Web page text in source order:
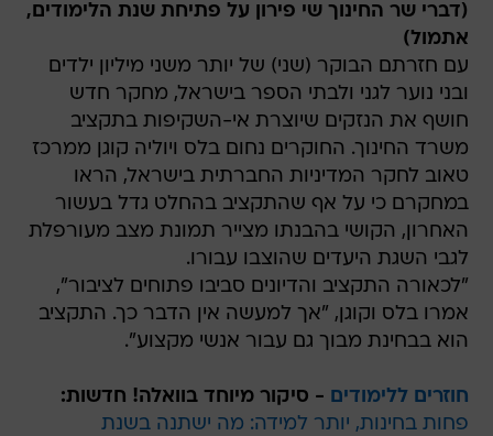
(דברי שר החינוך שי פירון על פתיחת שנת הלימודים,
אתמול)
עם חזרתם הבוקר (שני) של יותר משני מיליון ילדים
ובני נוער לגני ולבתי הספר בישראל, מחקר חדש
חושף את הנזקים שיוצרת אי-השקיפות בתקציב
משרד החינוך. החוקרים נחום בלס ויוליה קוגן ממרכז
טאוב לחקר המדיניות החברתית בישראל, הראו
במחקרם כי על אף שהתקציב בהחלט גדל בעשור
האחרון, הקושי בהבנתו מצייר תמונת מצב מעורפלת
לגבי השגת היעדים שהוצבו עבורו.
"לכאורה התקציב והדיונים סביבו פתוחים לציבור",
אמרו בלס וקוגן, "אך למעשה אין הדבר כך. התקציב
הוא בבחינת מבוך גם עבור אנשי מקצוע".
חוזרים ללימודים - סיקור מיוחד בוואלה! חדשות:
פחות בחינות, יותר למידה: מה ישתנה בשנת